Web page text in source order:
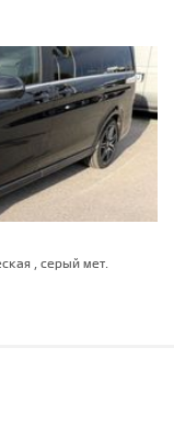
, серый мет.